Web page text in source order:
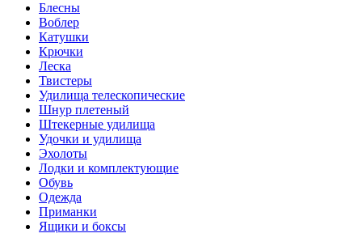
Блесны
Воблер
Катушки
Крючки
Леска
Твистеры
Удилища телескопические
Шнур плетеный
Штекерные удилища
Удочки и удилища
Эхолоты
Лодки и комплектующие
Обувь
Одежда
Приманки
Ящики и боксы